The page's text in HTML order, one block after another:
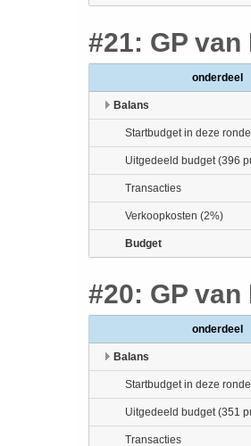
#21: GP
onderdeel
Balans
Startbudget in deze ronde
Uitgedeeld budget (396
Transacties
Verkoopkosten (2%)
Budget
#20: GP
onderdeel
Balans
Startbudget in deze ronde
Uitgedeeld budget (351
Transacties